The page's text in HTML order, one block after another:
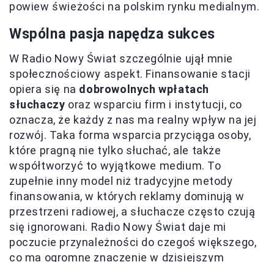
powiew świeżości na polskim rynku medialnym.
Wspólna pasja napędza sukces
W Radio Nowy Świat szczególnie ujął mnie
społecznościowy aspekt. Finansowanie stacji
opiera się na dobrowolnych wpłatach
słuchaczy oraz wsparciu firm i instytucji, co
oznacza, że każdy z nas ma realny wpływ na jej
rozwój. Taka forma wsparcia przyciąga osoby,
które pragną nie tylko słuchać, ale także
współtworzyć to wyjątkowe medium. To
zupełnie inny model niż tradycyjne metody
finansowania, w których reklamy dominują w
przestrzeni radiowej, a słuchacze często czują
się ignorowani. Radio Nowy Świat daje mi
poczucie przynależności do czegoś większego,
co ma ogromne znaczenie w dzisiejszym